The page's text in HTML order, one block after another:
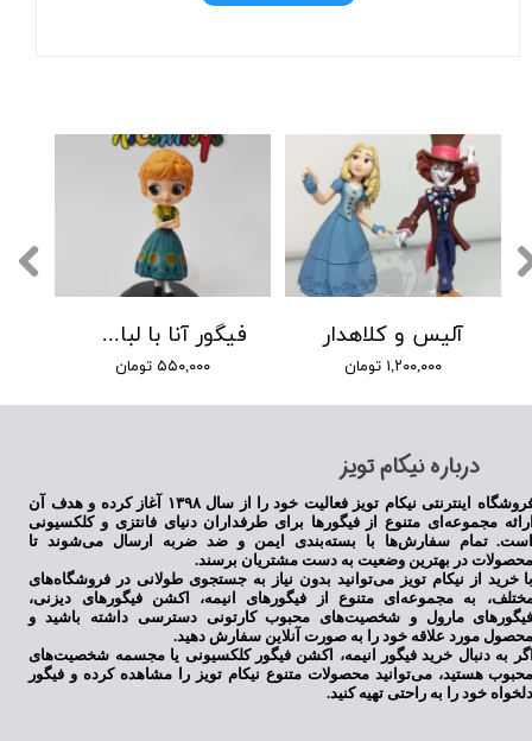
فیگور آنا با لباس سبز 2
۵۵۰,۰۰۰ تومان
آلیس و کلاهدار
۱,۲۰۰,۰۰۰ تومان
​درباره نیکام تویز
فروشگاه اینترنتی نیکام تویز فعالیت خود را از سال ۱۳۹۸ آغاز کرده و هدف آن
مجموعه‌ای متنوع از فیگورها برای طرفداران دنیای فانتزی و کلکسیونی
تمام سفارش‌ها با بسته‌بندی ایمن و ضد ضربه ارسال می‌شوند تا
در بهترین وضعیت به دست مشتریان برسند.
خرید از نیکام تویز می‌توانید بدون نیاز به جستجوی طولانی در فروشگاه‌های
به مجموعه‌ای متنوع از فیگورهای انیمه، اکشن فیگورهای دیزنی،
مارول و شخصیت‌های محبوب کارتونی دسترسی داشته باشید و
مورد علاقه خود را به صورت آنلاین سفارش دهید.
به دنبال خرید فیگور انیمه، اکشن فیگور کلکسیونی یا مجسمه شخصیت‌های
هستید، می‌توانید محصولات متنوع نیکام تویز را مشاهده کرده و فیگور
خود را به راحتی تهیه کنید.